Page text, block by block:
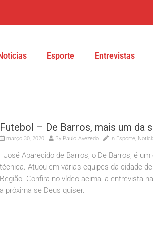
Esporte Entrevistas
Futebol – De Barros, mais um da
março 30, 2020 By Paulo Avezedo In Esporte,
José Aparecido de Barros, o De Barros, é
técnica. Atuou em várias equipes da cidade
Região. Confira no vídeo acima, a entrevista
a próxima se Deus quiser.